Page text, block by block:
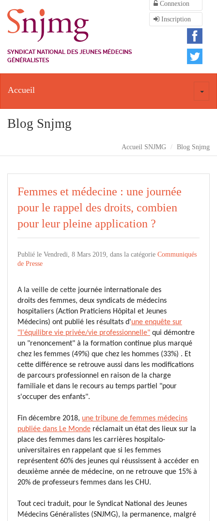
Connexion
Inscription
SYNDICAT NATIONAL DES JEUNES MÉDECINS
GÉNÉRALISTES
Toggle
Accueil
Blog Snjmg
Accueil SNJMG Blog Snjmg
Femmes et médecine : une journée
pour le rappel des droits, combien
pour leur pleine application ?
Publié le Vendredi, 8 Mars 2019, dans la catégorie Communiqués
de Presse
A la veille de cette journée internationale des
droits des femmes, deux syndicats de médecins
hospitaliers (Action Praticiens Hôpital et Jeunes
Médecins) ont publié les résultats d'une enquête sur
"l'équilibre vie privée/vie professionnelle" qui démontre
un "renoncement" à la formation continue plus marqué
chez les femmes (49%) que chez les hommes (33%) . Et
cette différence se retrouve aussi dans les modifications
de parcours professionnel en raison de la charge
familiale et dans le recours au temps partiel "pour
s'occuper des enfants".
Fin décembre 2018, une tribune de femmes médecins
publiée dans Le Monde réclamait un état des lieux sur la
place des femmes dans les carrières hospitalo-
universitaires en rappelant que si les femmes
représentent 60% des jeunes qui réussissent à accéder en
deuxième année de médecine, on ne retrouve que 15% à
20% de professeurs femmes dans les CHU.
Tout ceci traduit, pour le Syndicat National des Jeunes
Médecins Généralistes (SNJMG), la permanence, malgré